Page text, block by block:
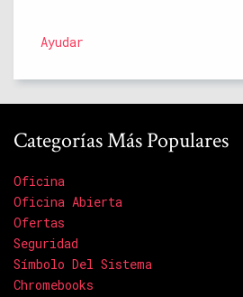
Ayudar
Categorías Más Populares
Oficina
Oficina Abierta
Ofertas
Seguridad
Símbolo Del Sistema
Chromebooks